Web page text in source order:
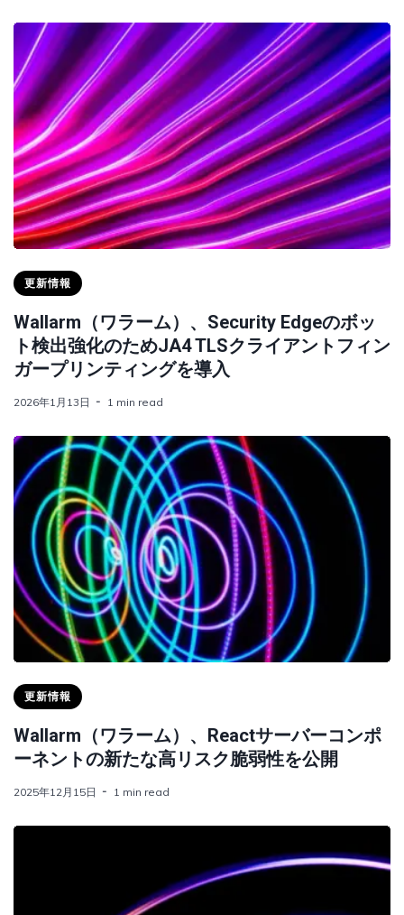
更新情報
Wallarm（ワラーム）、Security Edgeのボッ
ト検出強化のためJA4 TLSクライアントフィン
ガープリンティングを導入
2026年1月13日 1 min read
更新情報
Wallarm（ワラーム）、Reactサーバーコンポ
ーネントの新たな高リスク脆弱性を公開
2025年12月15日 1 min read